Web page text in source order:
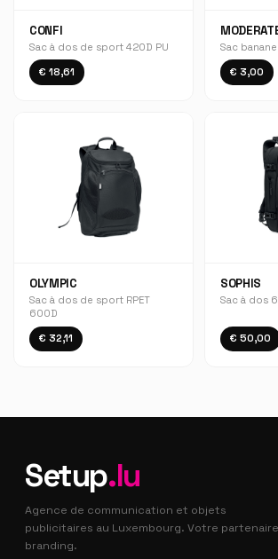
CONFI
Sac à dos de sport 420D PU
€ 18,61
Sac
€ 3,00
OLYMPIC
Sac à dos de sport RPET
600D
€ 32,11
SOPHIS
Sac à dos
€ 50,00
Setup.lu
Agence de communication et objets
publicitaires au Luxembourg. Votre partenaire
branding.